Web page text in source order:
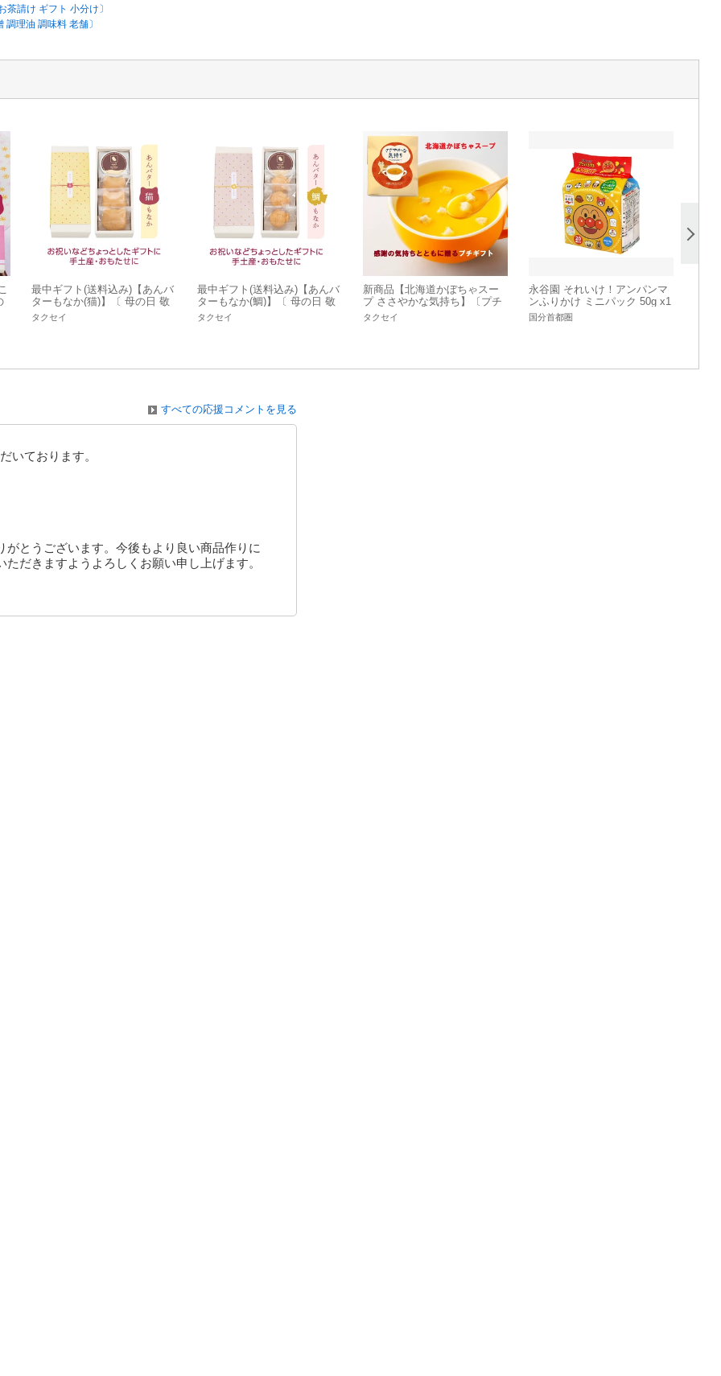
請け ギフト 小分け〕
理油 調味料 老舗〕
最中ギフト(送料込み)【あんバ
ターもなか(猫)】〔 母の日 敬
老の日 土産 景品 御年賀 和菓
子 祝 あんこ 〕
タクセイ
最中ギフト(送料込み)【あんバ
ターもなか(鯛)】〔 母の日 敬
老の日 土産 景品 御年賀 和菓
子 祝 あんこ〕
タクセイ
新商品【北海道かぼちゃスー
プ ささやかな気持ち】〔プチ
ギフト メッセージ 感謝 ねこ
即席〕
タクセイ
永谷園 それいけ！アンパンマ
ンふりかけ ミニパック 50g x1
0 【ふりかけ・お茶漬け】
国分首都圏
すべての応援コメントを見る
いております。
とうございます。今後もより良い商品作りに
だきますようよろしくお願い申し上げます。